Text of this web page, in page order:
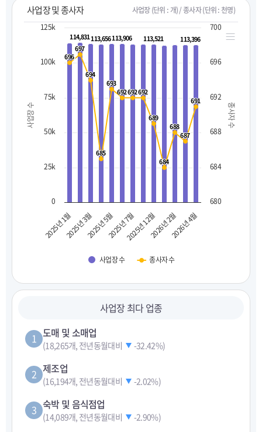
사업장 및 종사자 사업장 (단위 : 개) / 종사자 (단위 : 천명)
사업장 수 종사자 수
113,396
113,396
113,521
113,521
113,906
113,906
113,656
113,656
114,831
114,831
691
691
687
687
688
688
684
684
689
689
692
692
692
692
692
692
693
693
685
685
694
694
697
697
696
696
사업장 수 종사자 수
2026년 4월
2026년 2월
2025년 12월
2025년 7월
2025년 5월
2025년 3월
2025년 1월
0
25k
50k
75k
100k
125k
680
684
688
692
696
700
사업장 최다 업종
1 도매 및 소매업
(18,265개, 전년동월대비 -32.42%)
2 제조업
(16,194개, 전년동월대비 -2.02%)
3 숙박 및 음식점업
(14,089개, 전년동월대비 -2.90%)